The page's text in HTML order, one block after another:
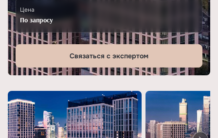
Цена
По запросу
Связаться с экспертом